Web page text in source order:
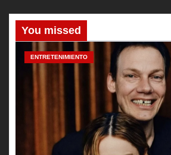
You missed
ENTRETENIMIENTO